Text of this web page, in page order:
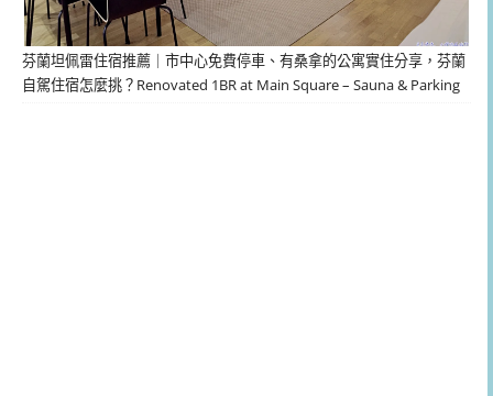
芬蘭坦佩雷住宿推薦｜市中心免費停車、有桑拿的公寓實住分享，芬蘭
自駕住宿怎麼挑？Renovated 1BR at Main Square – Sauna & Parking